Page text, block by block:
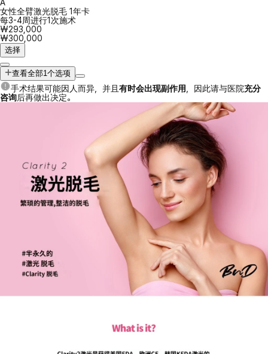
A
女性全臂激光脱毛 1年卡
每3-4周进行1次施术
₩293,000
₩300,000
选择
查看全部1个选项
手术结果可能因人而异，并且 有时会出现副作用，因此请与医院充分
咨询后再做出决定。